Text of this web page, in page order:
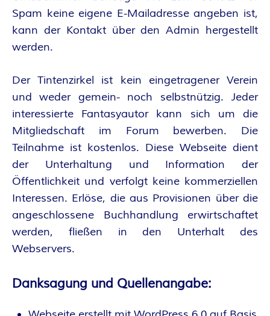
N
T
A
S
Y
A
U
T
O
R
Spam keine eigene E-Mailadresse angeben ist,
kann der Kontakt über den Admin hergestellt
werden.
Der Tintenzirkel ist kein eingetragener Verein
und weder gemein- noch selbstnützig. Jeder
interessierte Fantasyautor kann sich um die
Mitgliedschaft im Forum bewerben. Die
Teilnahme ist kostenlos. Diese Webseite dient
der Unterhaltung und Information der
Öffentlichkeit und verfolgt keine kommerziellen
Interessen. Erlöse, die aus Provisionen über die
angeschlossene Buchhandlung erwirtschaftet
werden, fließen in den Unterhalt des
Webservers.
Danksagung und Quellenangabe: